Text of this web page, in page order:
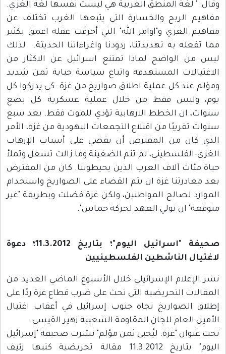
وقال: " لغة المنطق الغربية هي ليست نفسها لغة الغزي.
مفاهيم الربح والخسارة التي يتبعها الغرب تختلف عن
مفاهيم الغزي و"اوامر الله" التي أحرقت عقله اعمق بكثير
مما تفعله به تهديدتنا، ردودنا واغراءاتنا الحديثة. لذلك
ليس من الواضح لماذا تمتنع اسرائيل عن الاكثار من
الاغتيالات المستهدفة واتباع سياسة جباية ثمن شديد
ومؤلم عند كل عملية اطلاق صواريخ من غزة. كي يدركوا كل
يوم، وليس فقط من خلال عملية عسكرية كل بضع
سنوات، ان الخطط الارهابية تؤدي للموت فقط. بعد سبع
سنوات تقريبًا من اقتلاع التجمعات اليهودية من غزة، الأمر
الذي كان من المفترض أن يقضي على أسباب الإرهاب
الغزي-الفلسطيني، لم تنم الضغينة وما زالت تشعل وتملأ
حياة مئات آلاف العرب الذين يحيطوننا. كان من المفترض
بعد مغادرتنا غزة ان يتم القضاء على الصواريخ واستخدام
الموارد لصالح المواطنين، ولكن غزة فضلت وبطريقة "غير
متوقعة" ان تولي العهد لحركة حماس".
صحيفة "اسرائيل اليوم"؛ بتاريخ 11.3.2012؛ دعوة
لاغتيال الناشطين الفلسطينيين
نشر الإعلام الإسرائيلي خلال الأسبوع الماضي العديد من
المقالات التحريضية التي تحث على ضرب قطاع غزة ردًا على
إطلاق الصواريخ تجاه جنوب إسرائيل في أعقاب اغتيال
الأمين العام للجان المقاومة الشعبية زهير القيسي.
تحت عنوان "غزة: ليُجبى ثمن مؤلم" نشرت صحيفة "إسرائيل
اليوم" بتاريخ 11.3.2012 مقالة تحريضية كتبها زئيف